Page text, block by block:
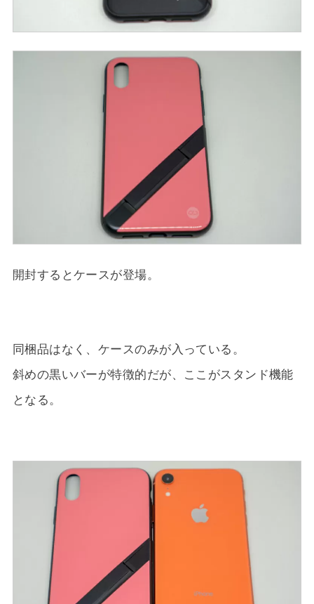
開封するとケースが登場。
同梱品はなく、ケースのみが入っている。
斜めの黒いバーが特徴的だが、ここがスタンド機能
となる。